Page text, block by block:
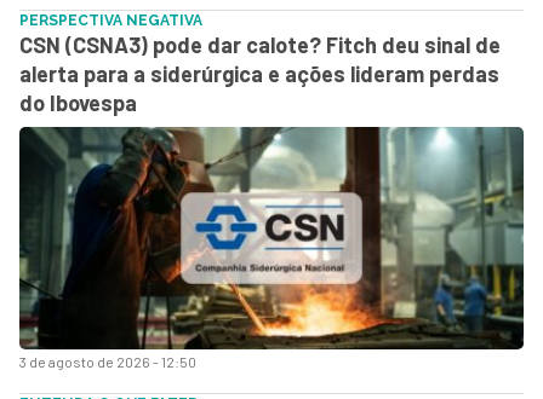
3 de agosto de 2026 - 12:50
PERSPECTIVA NEGATIVA
CSN (CSNA3) pode dar calote? Fitch deu sinal de
alerta para a siderúrgica e ações lideram perdas
do Ibovespa